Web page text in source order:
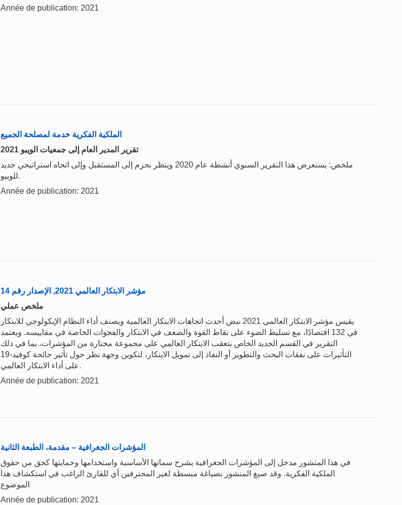
Année de publication: 2021
الملكية الفكرية خدمة لمصلحة الجميع
تقرير المدير العام إلى جمعيات الويبو 2021
ملخص: يستعرض هذا التقرير السنوي أنشطة عام 2020 وينظر بحزم إلى المستقبل وإلى اتجاه استراتيجي جديد
للويبو.
Année de publication: 2021
مؤشر الابتكار العالمي 2021, الإصدار رقم 14
ملخص عملي
يقيس مؤشر الابتكار العالمي 2021 نبض أحدث اتجاهات الابتكار العالمية ويصنف أداء النظام الإيكولوجي للابتكار
في 132 اقتصادًا، مع تسليط الضوء على نقاط القوة والضعف في الابتكار والفجوات الخاصة في مقاييسه. ويعتمد
التقرير في القسم الجديد الخاص بتعقب الابتكار العالمي على مجموعة مختارة من المؤشرات، بما في ذلك
التأثيرات على نفقات البحث والتطوير أو النفاذ إلى تمويل الابتكار، لتكوين وجهة نظر حول تأثير جائحة كوفيد-19
على أداء الابتكار العالمي.
Année de publication: 2021
المؤشرات الجغرافية – مقدمة، الطبعة الثانية
في هذا المنشور مدخل إلى المؤشرات الجغرافية يشرح سماتها الأساسية واستخدامها وحمايتها كحق من حقوق
الملكية الفكرية. وقد صيغ المنشور بصياغة مبسطة لغير المحترفين أي للقارئ الراغب في استكشاف هذا
الموضوع
Année de publication: 2021